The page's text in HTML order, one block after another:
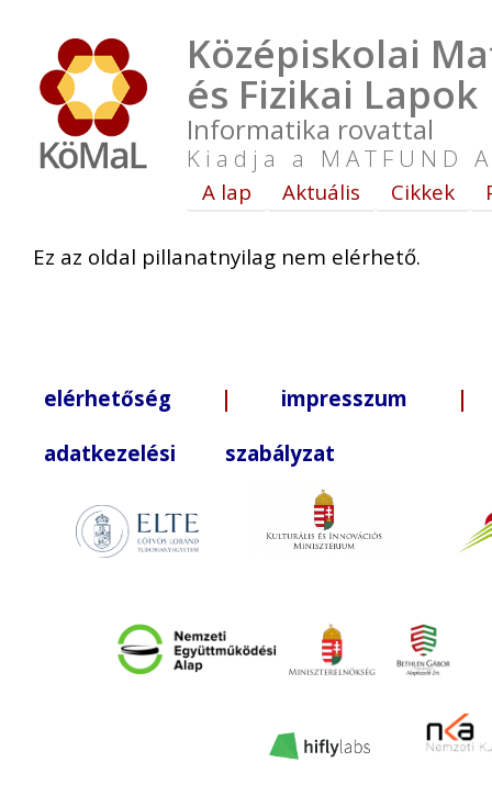
Középiskolai
és Fizikai Lapok
Informatika rovattal
Kiadja a MATFUND
A lap Aktuális Cikkek
Ez az oldal pillanatnyilag nem elérhető.
elérhetőség | impresszum |
adatkezelési szabályzat